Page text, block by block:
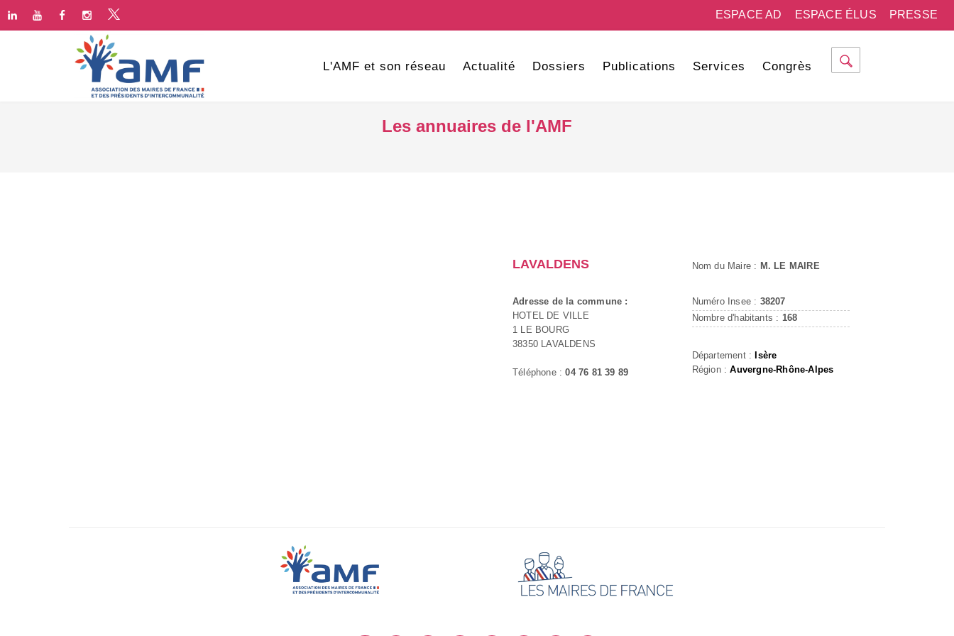
PRESSE
ESPACE ÉLUS
ESPACE AD
L'AMF et son réseau Actualité Dossiers Publications Services Congrès
Les annuaires de l'AMF
LAVALDENS
Adresse de la commune :
HOTEL DE VILLE
1 LE BOURG
38350 LAVALDENS
Téléphone :04 76 81 39 89
Nom du Maire : M. LE MAIRE
Numéro Insee : 38207
Nombre d'habitants : 168
Département :
Isère
Région :Auvergne-Rhône-Alpes